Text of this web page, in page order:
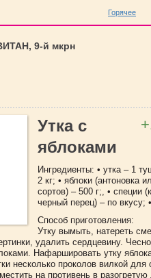
Горячее
9-й мкрн
Утка с
яблоками
Ингредиенты: • утка – 1
2 кг; • яблоки (антоновка
сортов) – 500 г;, • специи
черный перец) – по вкусу;
Способ приготовления:
Утку вымыть, натереть
удалить сердцевину.
Нафаршировать утку
несколько проколов вилкой для
на противень в